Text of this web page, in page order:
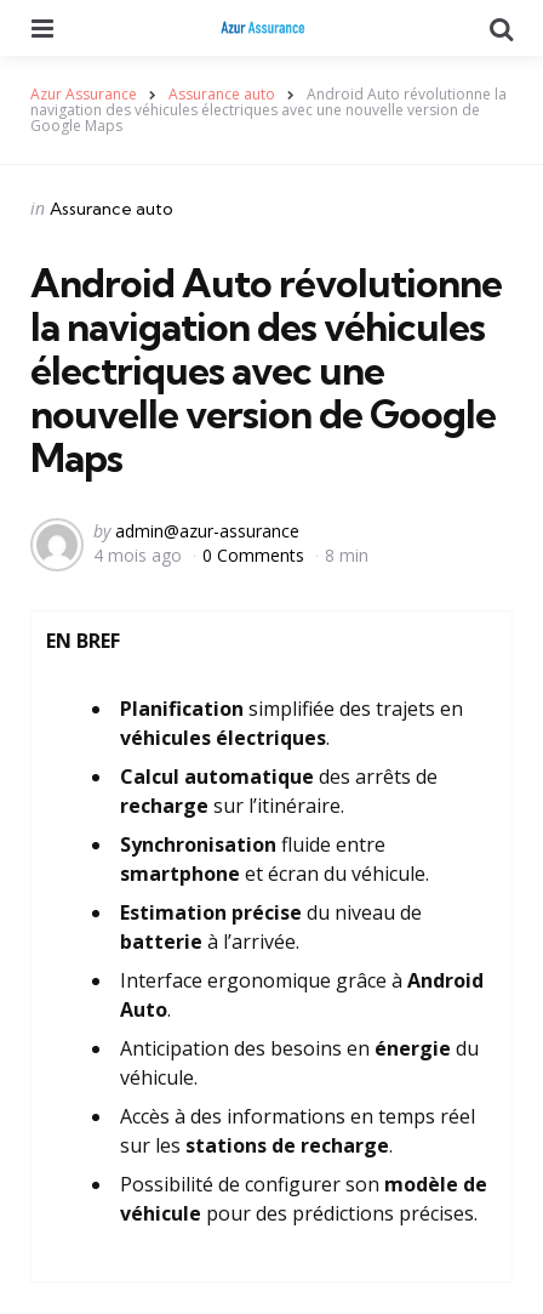
Azur Assurance Assurance auto Android Auto révolutionne la
navigation des véhicules électriques avec une nouvelle version de
Google Maps
Categories
Posted
in Assurance auto
Android Auto révolutionne
la navigation des véhicules
électriques avec une
nouvelle version de Google
Maps
Posted
by
by admin@azur-assurance
4 mois ago
0 Comments 8 min
EN BREF
Planification simplifiée des trajets en
véhicules électriques.
Calcul automatique des arrêts de
recharge sur l’itinéraire.
Synchronisation fluide entre
smartphone et écran du véhicule.
Estimation précise du niveau de
batterie à l’arrivée.
Interface ergonomique grâce à Android
Auto.
Anticipation des besoins en énergie du
véhicule.
Accès à des informations en temps réel
sur les stations de recharge.
Possibilité de configurer son modèle de
véhicule pour des prédictions précises.